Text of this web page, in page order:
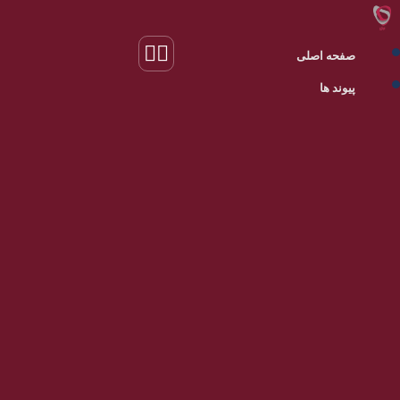
صفحه اصلی
پیوند ها